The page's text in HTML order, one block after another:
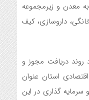
معدن و زیرمجموعه
داروسازی، کیف
دریافت مجوز و
استان عنوان
گذاری در این